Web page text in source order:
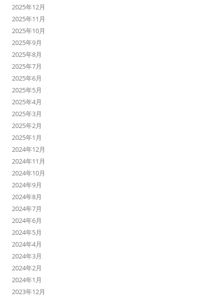
2025年12月
2025年11月
2025年10月
2025年9月
2025年8月
2025年7月
2025年6月
2025年5月
2025年4月
2025年3月
2025年2月
2025年1月
2024年12月
2024年11月
2024年10月
2024年9月
2024年8月
2024年7月
2024年6月
2024年5月
2024年4月
2024年3月
2024年2月
2024年1月
2023年12月